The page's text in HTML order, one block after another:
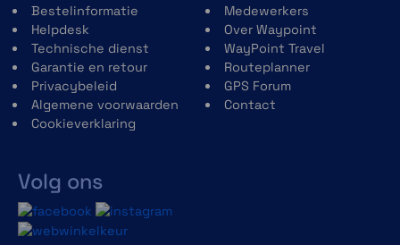
Bestelinformatie
Helpdesk
Technische dienst
Garantie en retour
Privacybeleid
Algemene voorwaarden
Cookieverklaring
Volg ons
Medewerkers
Over Waypoint
WayPoint Travel
Routeplanner
GPS Forum
Contact